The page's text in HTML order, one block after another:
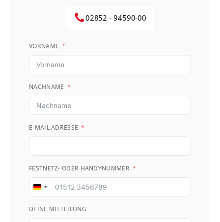
02852 - 94590-00
VORNAME
NACHNAME
E-MAIL ADRESSE
FESTNETZ- ODER HANDYNUMMER
Germany
DEINE MITTEILUNG